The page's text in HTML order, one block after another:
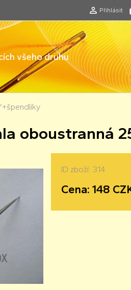
Přihlásit
všeho druhu
oboustranná
ID zboží: 314
Cena: 148